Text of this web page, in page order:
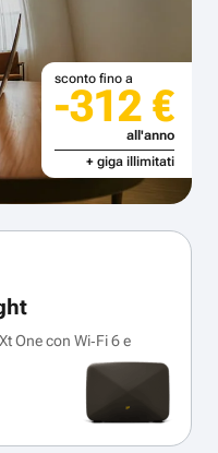
sconto fino a
-312 €
all'anno
+ giga illimitati
One con Wi‑Fi 6 e